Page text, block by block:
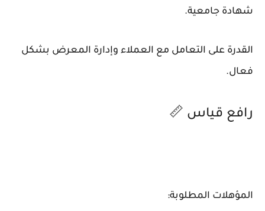
شهادة جامعية.
القدرة على التعامل مع العملاء وإدارة المعرض بشكل
فعال.
رافع قياس 📏
المؤهلات المطلوبة: